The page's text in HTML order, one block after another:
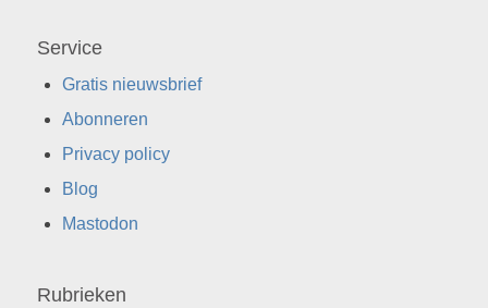
Service
Gratis nieuwsbrief
Abonneren
Privacy policy
Blog
Mastodon
Rubrieken